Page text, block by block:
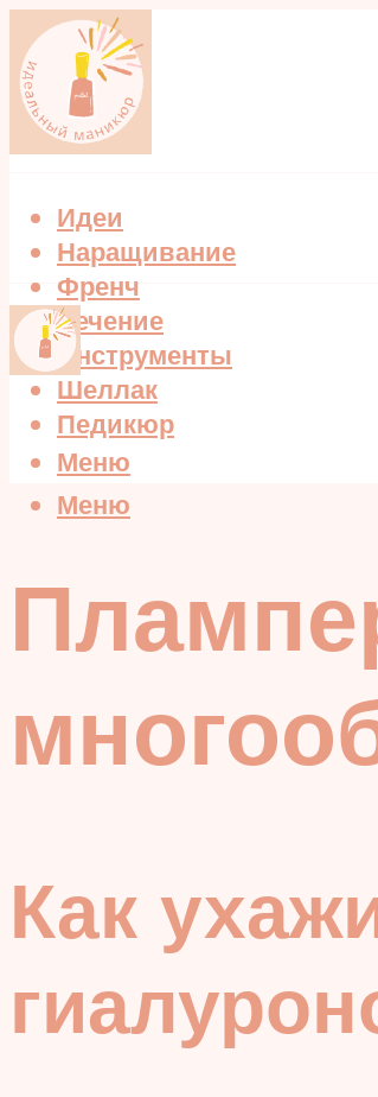
Идеи
Наращивание
Френч
Лечение
Инструменты
Шеллак
Педикюр
Меню
Меню
Как